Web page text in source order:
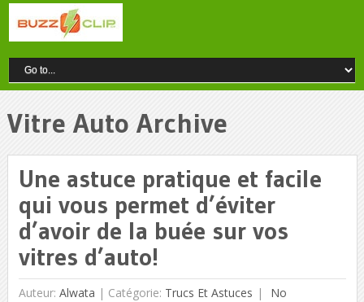
Vitre Auto Archive
Une astuce pratique et facile
qui vous permet d’éviter
d’avoir de la buée sur vos
vitres d’auto!
Auteur: Alwata | Catégorie: Trucs Et Astuces
No